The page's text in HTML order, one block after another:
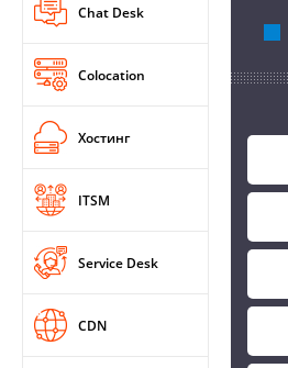
Chat Desk
Colocation
Хостинг
ITSM
Service Desk
CDN